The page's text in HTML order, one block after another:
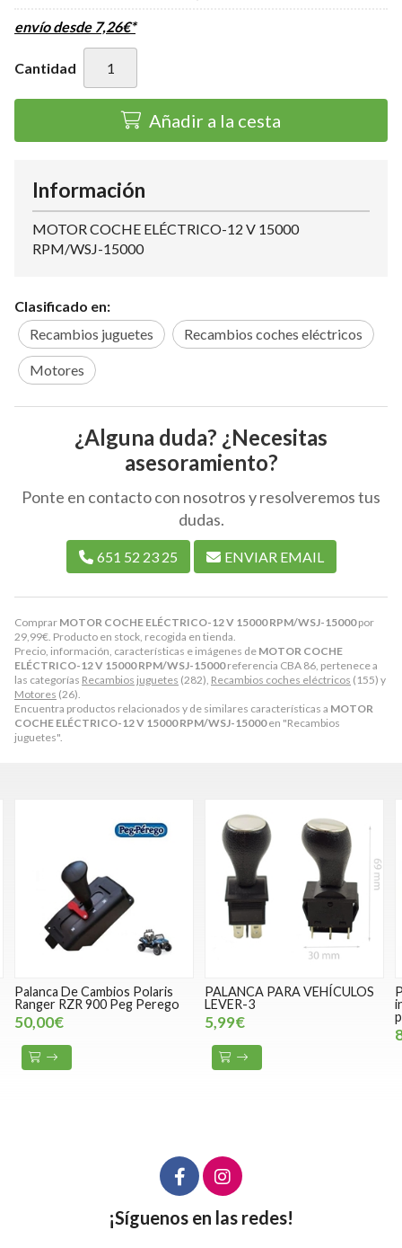
envío desde 7,26€*
Cantidad
Añadir a la cesta
Comprar MOTOR COCHE ELÉCTRICO-12 V 15000 RPM/WSJ-15000por
29,99€ . Producto en stock, recogida en tienda.
Precio, información, características e imágenes de MOTOR COCHE
ELÉCTRICO-12 V 15000 RPM/WSJ-15000referencia CBA 86, pertenece a
las categorías Recambios juguetes (282), Recambios coches eléctricos (155) y
Motores (26).
Encuentra productos relacionados y de similares características a MOTOR
COCHE ELÉCTRICO-12 V 15000 RPM/WSJ-15000en "Recambios
juguetes".
Información
MOTOR COCHE ELÉCTRICO-12 V 15000
RPM/WSJ-15000
Clasificado en:
Recambios juguetes
Recambios coches eléctricos
Motores
¿Alguna duda? ¿Necesitas
asesoramiento?
Ponte en contacto con nosotros y resolveremos tus
dudas.
651 52 23 25 ENVIAR EMAIL
Palanca De Cambios Polaris
Ranger RZR 900 Peg Perego
50,00€
PALANCA PARA VEHÍCULOS
LEVER-3
5,99€
¡Síguenos en las redes!